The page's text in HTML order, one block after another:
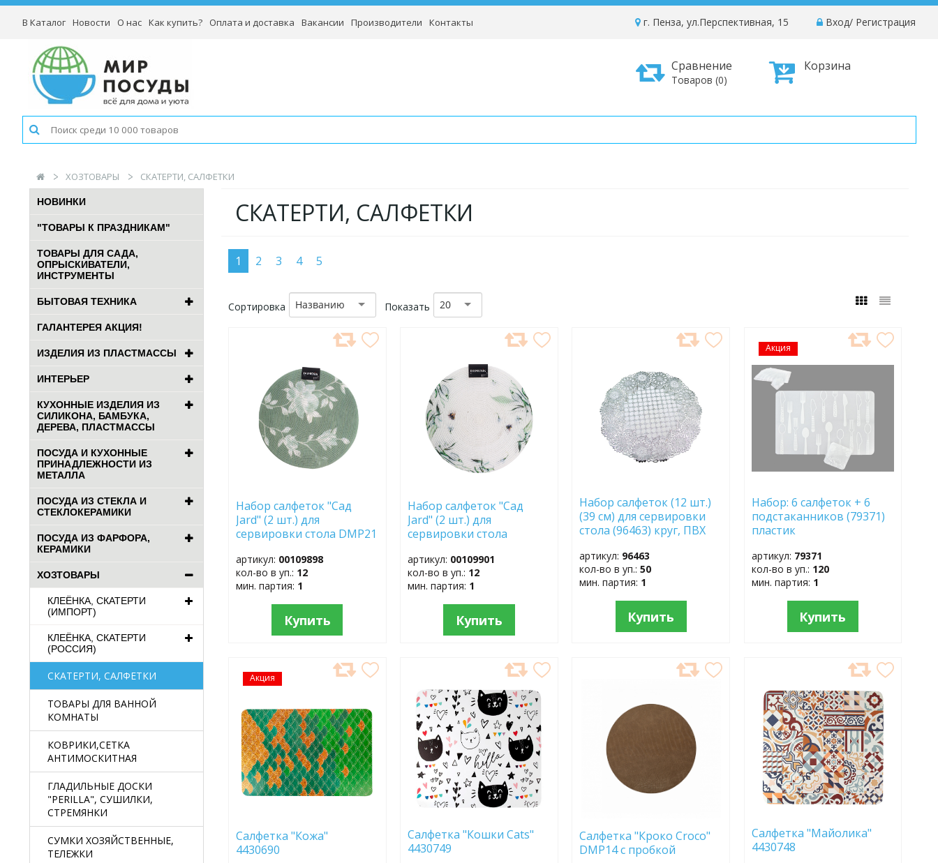
В Каталог Новости О нас Как купить? Оплата и доставка Вакансии Производители Контакты Вход/ Регистрация
г. Пенза, ул.Перспективная, 15
Корзина
Сравнение
Товаров (0)
ХОЗТОВАРЫ СКАТЕРТИ, САЛФЕТКИ
НОВИНКИ
"ТОВАРЫ К ПРАЗДНИКАМ"
ТОВАРЫ ДЛЯ САДА,
ОПРЫСКИВАТЕЛИ,
ИНСТРУМЕНТЫ
БЫТОВАЯ ТЕХНИКА
ГАЛАНТЕРЕЯ АКЦИЯ!
ИЗДЕЛИЯ ИЗ ПЛАСТМАССЫ
ИНТЕРЬЕР
КУХОННЫЕ ИЗДЕЛИЯ ИЗ
СИЛИКОНА, БАМБУКА,
ДЕРЕВА, ПЛАСТМАССЫ
ПОСУДА И КУХОННЫЕ
ПРИНАДЛЕЖНОСТИ ИЗ
МЕТАЛЛА
ПОСУДА ИЗ СТЕКЛА И
СТЕКЛОКЕРАМИКИ
ПОСУДА ИЗ ФАРФОРА,
КЕРАМИКИ
ХОЗТОВАРЫ
КЛЕЁНКА, СКАТЕРТИ
(ИМПОРТ)
КЛЕЁНКА, СКАТЕРТИ
(РОССИЯ)
СКАТЕРТИ, САЛФЕТКИ
ТОВАРЫ ДЛЯ ВАННОЙ
КОМНАТЫ
КОВРИКИ,СЕТКА
АНТИМОСКИТНАЯ
ГЛАДИЛЬНЫЕ ДОСКИ
"PERILLA", СУШИЛКИ,
СТРЕМЯНКИ
СУМКИ ХОЗЯЙСТВЕННЫЕ,
ТЕЛЕЖКИ
СКАТЕРТИ, САЛФЕТКИ
1 2 3 4 5
Сортировка Названию Показать 20
ИЗБРАННОЕ
Набор салфеток "Сад
Jard" (2 шт.) для
сервировки стола DMP21
артикул: 00109898
кол-во в уп.: 12
мин. партия: 1
Купить
ИЗБРАННОЕ
Набор салфеток "Сад
Jard" (2 шт.) для
сервировки стола
артикул: 00109901
кол-во в уп.: 12
мин. партия: 1
Купить
ИЗБРАННОЕ
Набор салфеток (12 шт.)
(39 см) для сервировки
стола (96463) круг, ПВХ
артикул: 96463
кол-во в уп.:50
мин. партия: 1
Купить
Акция
ДОБАВИТЬ
В
ИЗБРАННОЕ
Набор: 6 салфеток + 6
подстаканников (79371)
пластик
артикул: 79371
кол-во в уп.: 120
мин. партия: 1
Купить
Акция
ДОБАВИТЬ
В
Салфетка "Кожа"
4430690
В
ИЗБРАННОЕ
Салфетка "Кошки Cats"
4430749
ИЗБРАННОЕ
Салфетка "Кроко Croco"
DMP14 с пробкой
В
ИЗБРАННОЕ
Салфетка "Майолика"
4430748